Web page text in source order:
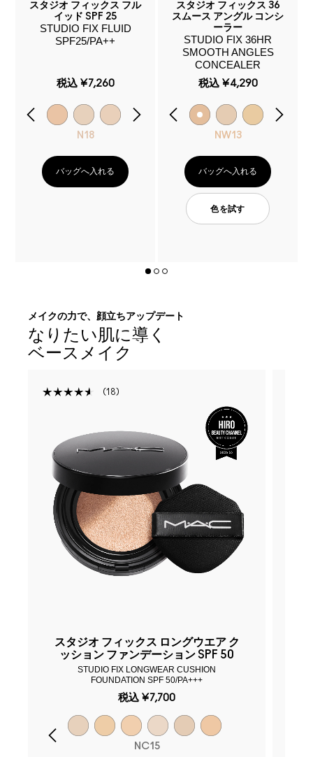
スタジオ フィックス フル
イッド SPF 25
STUDIO FIX FLUID
SPF25/PA++
税込 ¥7,260
N18
バッグへ入れる
スタジオ フィックス 36
スムース アングル コンシ
ーラー
STUDIO FIX 36HR
SMOOTH ANGLES
CONCEALER
税込 ¥4,290
NW13
バッグへ入れる
色を試す
メイクの力で、顔立ちアップデート
なりたい肌に導く
ベースメイク
18
スタジオ フィックス ロングウエア ク
ッション ファンデーション SPF 50
STUDIO FIX LONGWEAR CUSHION
FOUNDATION SPF 50/PA+++
税込 ¥7,700
NC15